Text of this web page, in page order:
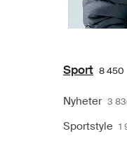
Sport 8 450
Nyheter 3
Sportstyle 1